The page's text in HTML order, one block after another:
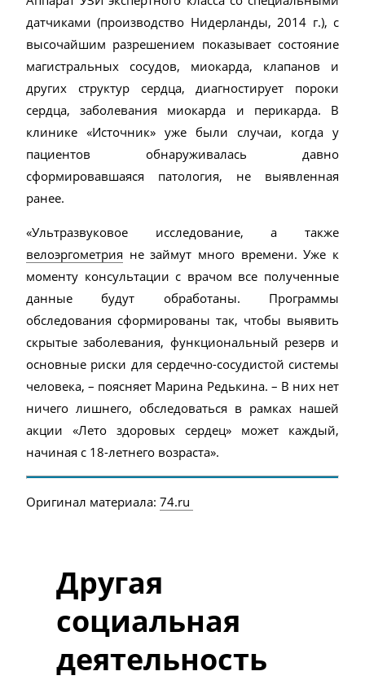
датчиками (производство Нидерланды, 2014 г.), с
высочайшим разрешением показывает состояние
магистральных сосудов, миокарда, клапанов и
других структур сердца, диагностирует пороки
сердца, заболевания миокарда и перикарда. В
клинике «Источник» уже были случаи, когда у
пациентов обнаруживалась давно
сформировавшаяся патология, не выявленная
ранее.
«Ультразвуковое исследование, а также
велоэргометрия не займут много времени. Уже к
моменту консультации с врачом все полученные
данные будут обработаны. Программы
обследования сформированы так, чтобы выявить
скрытые заболевания, функциональный резерв и
основные риски для сердечно-сосудистой системы
человека, – поясняет Марина Редькина. – В них нет
ничего лишнего, обследоваться в рамках нашей
акции «Лето здоровых сердец» может каждый,
начиная с 18-летнего возраста».
Оригинал материала: 74.ru
Другая
социальная
деятельность